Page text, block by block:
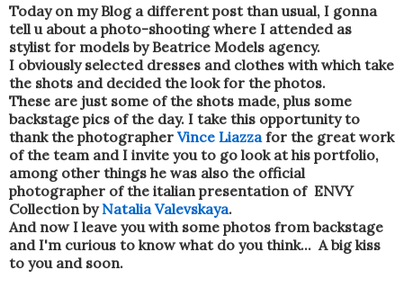
Today on my Blog a different post than usual, I gonna
tell u about a photo-shooting where I attended as
stylist for models by Beatrice Models agency.
I obviously selected dresses and clothes with which take
the shots and decided the look for the photos.
These are just some of the shots made, ​​plus some
backstage pics of the day. I take this opportunity to
thank the photographer Vince Liazza for the great work
of the team and I invite you to go look at his portfolio,
among other things he was also the official
photographer of the italian presentation of ENVY
Collection byNatalia Valevskaya.
And now I leave you with some photos from backstage
and I'm curious to know what do you think... A big kiss
to you and soon.